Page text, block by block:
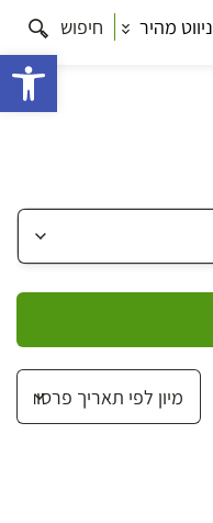
ניווט מהיר חיפוש